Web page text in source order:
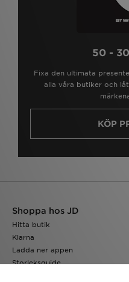
50 -
Fixa den ultimata
alla våra butiker och
KÖP
Shoppa hos JD
Hitta butik
Klarna
Ladda ner appen
Storleksguide